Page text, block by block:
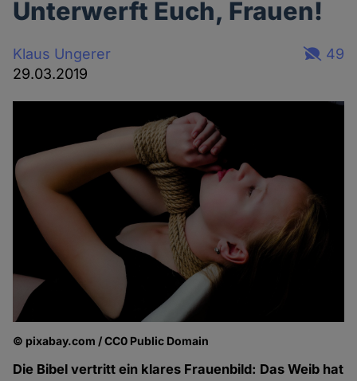
Unterwerft Euch, Frauen!
Klaus Ungerer
29.03.2019
49
© pixabay.com / CC0 Public Domain
Die Bibel vertritt ein klares Frauenbild: Das Weib hat